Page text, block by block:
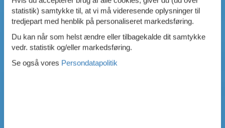
statistik) samtykke til, at vi må videresende oplysninger til
tredjepart med henblik på personaliseret markedsføring.
Du kan når som helst ændre eller tilbagekalde dit samtykke
vedr. statistik og/eller markedsføring.
Se også vores Persondatapolitik